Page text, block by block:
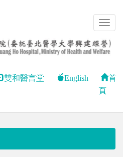
雙和醫言堂 English
首
頁